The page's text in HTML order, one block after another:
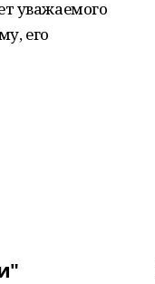
уважаемого
его